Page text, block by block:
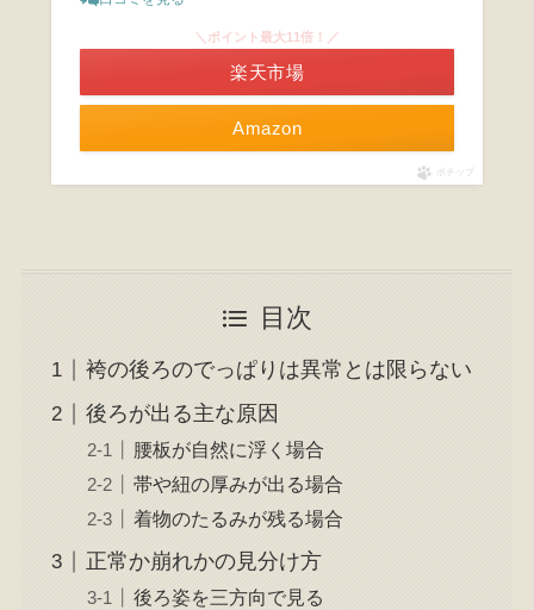
Amazon
＼ポイント最大11倍！／
楽天市場
ポチップ
目次
袴の後ろのでっぱりは異常とは限らない
後ろが出る主な原因
腰板が自然に浮く場合
帯や紐の厚みが出る場合
着物のたるみが残る場合
正常か崩れかの見分け方
後ろ姿を三方向で見る